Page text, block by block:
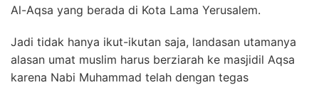
Al-Aqsa yang berada di Kota Lama Yerusalem.
Jadi tidak hanya ikut-ikutan saja, landasan utamanya
alasan umat muslim harus berziarah ke masjidil Aqsa
karena Nabi Muhammad telah dengan tegas